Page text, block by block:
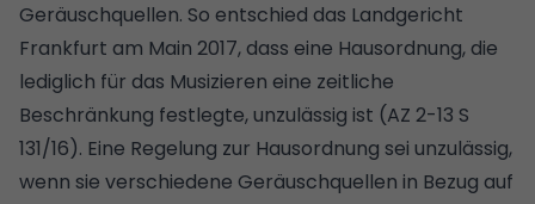
Geräuschquellen. So entschied das Landgericht
Frankfurt am Main 2017, dass eine Hausordnung, die
lediglich für das Musizieren eine zeitliche
Beschränkung festlegte, unzulässig ist (AZ 2-13 S
131/16). Eine Regelung zur Hausordnung sei unzulässig,
wenn sie verschiedene Geräuschquellen in Bezug auf